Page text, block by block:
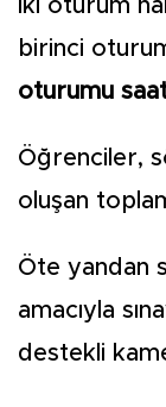
İki oturum
birinci
oturumu
Öğrenciler,
oluşan
Öte yandan
amacıyla
destekli